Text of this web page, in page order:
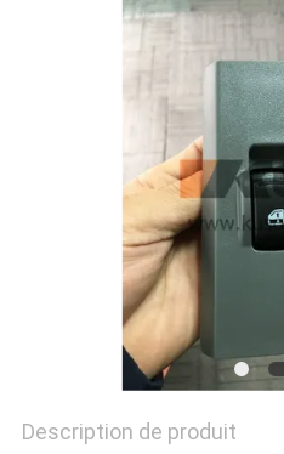
PRIVACY
Description de produit